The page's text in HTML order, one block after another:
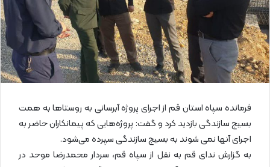
ل
فرمانده سپاه استان قم از اجرای پروژه آبرسانی به روستاها به همت
بسیج سازندگی بازدید کرد و گفت: پروژه‌هایی که پیمانکاران حاضر به
اجرای آنها نمی شوند به بسیج سازندگی سپرده می‌شود.
به گزارش ندای قم به نقل از سپاه قم، سردار محمدرضا موحد در